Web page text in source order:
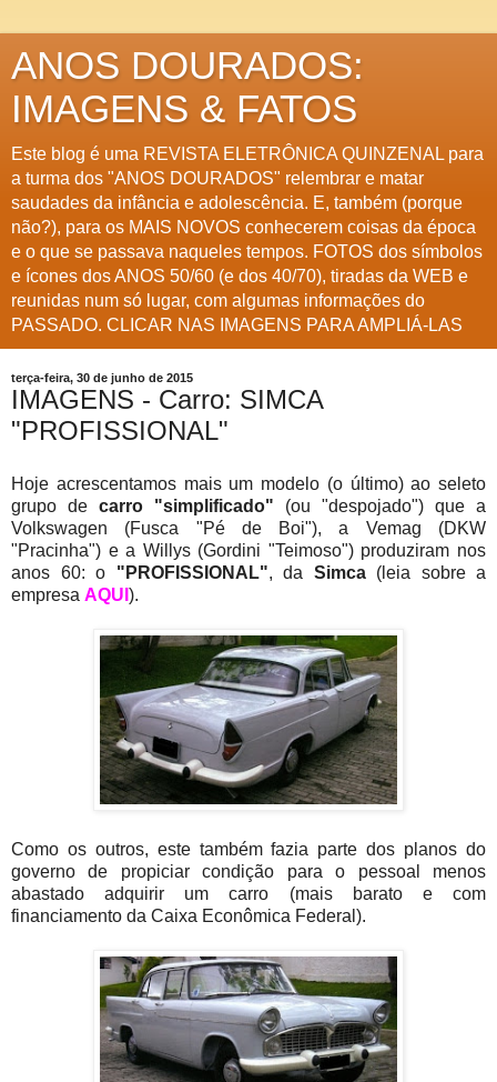
ANOS DOURADOS:
IMAGENS & FATOS
Este blog é uma REVISTA ELETRÔNICA QUINZENAL para
a turma dos "ANOS DOURADOS" relembrar e matar
saudades da infância e adolescência. E, também (porque
não?), para os MAIS NOVOS conhecerem coisas da época
e o que se passava naqueles tempos. FOTOS dos símbolos
e ícones dos ANOS 50/60 (e dos 40/70), tiradas da WEB e
reunidas num só lugar, com algumas informações do
PASSADO. CLICAR NAS IMAGENS PARA AMPLIÁ-LAS
terça-feira, 30 de junho de 2015
IMAGENS - Carro: SIMCA
"PROFISSIONAL"
Hoje acrescentamos mais um modelo (o último) ao seleto
grupo de carro "simplificado" (ou "despojado") que a
Volkswagen (Fusca "Pé de Boi"), a Vemag (DKW
"Pracinha") e a Willys (Gordini "Teimoso") produziram nos
anos 60: o "PROFISSIONAL", da Simca(leia sobre a
empresa AQUI ).
Como os outros, este também fazia parte dos planos do
governo de propiciar condição para o pessoal menos
abastado adquirir um carro (mais barato e com
financiamento da Caixa Econômica Federal).